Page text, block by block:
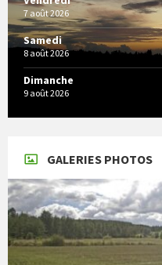
7 août 2026
Samedi
8 août 2026
Dimanche
9 août 2026
GALERIES PHOTOS